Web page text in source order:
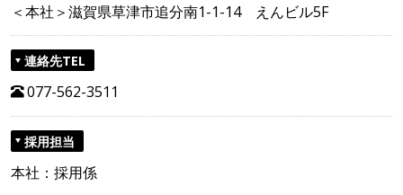
＜本社＞滋賀県草津市追分南1-1-14 えんビル5F
連絡先TEL
077-562-3511
採用担当
本社：採用係